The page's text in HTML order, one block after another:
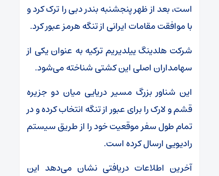
است، بعد از ظهر پنجشنبه بندر دبی را ترک کرد و
با موافقت مقامات ایرانی از تنگه هرمز عبور کرد.
شرکت هلدینگ ییلدیریم ترکیه به عنوان یکی از
سهامداران اصلی این کشتی شناخته می‌شود.
این شناور بزرگ مسیر دریایی میان دو جزیره
قشم و لارک را برای عبور از تنگه انتخاب کرده و در
تمام طول سفر موقعیت خود را از طریق سیستم
رادیویی ارسال کرده است.
آخرین اطلاعات دریافتی نشان می‌دهد این